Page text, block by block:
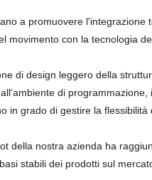
a promuovere
movimento con la tecnologia
di design leggero della
di
in grado di gestire la flessibilità
della nostra azienda ha
stabili dei prodotti sul